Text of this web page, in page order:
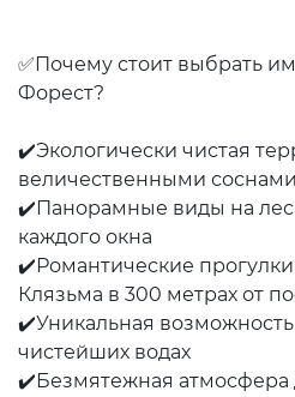
✅Почему стоит выбрать
Форест?
✔️Экологически чистая
величественными соснами
✔️Панорамные виды на
каждого окна
✔️Романтические
Клязьма в 300 метрах от
✔️Уникальная
чистейших водах
✔️Безмятежная атмосфера